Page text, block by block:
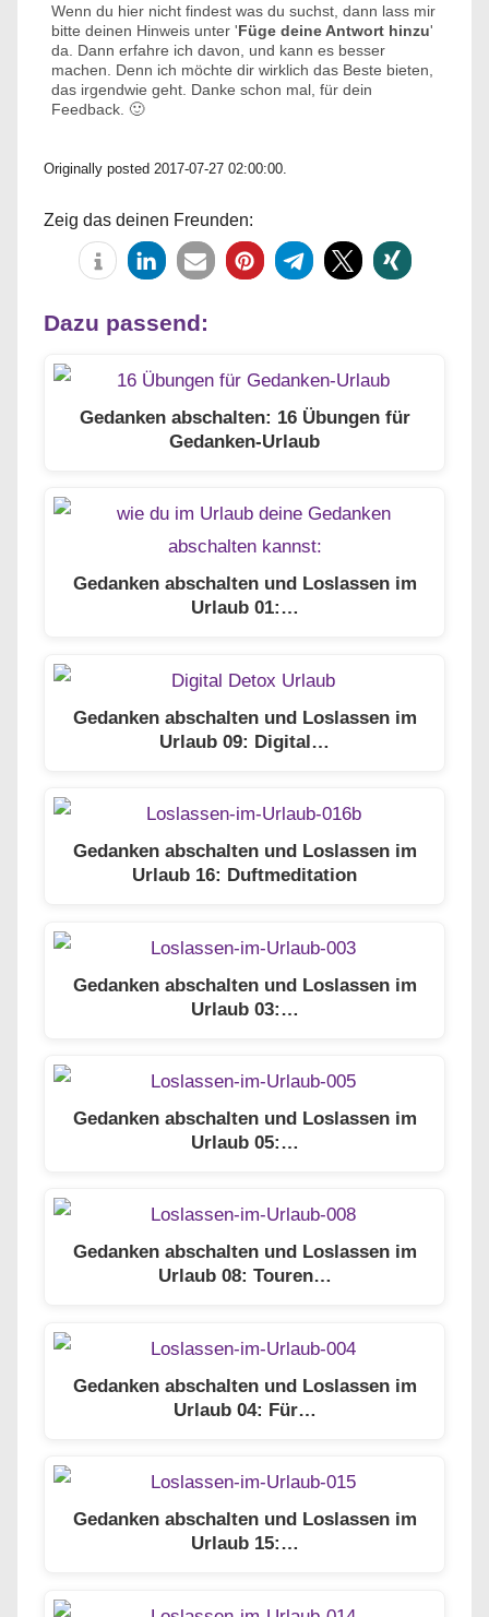
Wenn du hier nicht findest was du suchst, dann lass mir
bitte deinen Hinweis unter 'Füge deine Antwort hinzu'
da. Dann erfahre ich davon, und kann es besser
machen. Denn ich möchte dir wirklich das Beste bieten,
das irgendwie geht. Danke schon mal, für dein
Feedback. 🙂
Originally posted 2017-07-27 02:00:00.
Zeig das deinen Freunden:
Dazu passend:
Gedanken abschalten: 16 Übungen für
Gedanken-Urlaub
Gedanken abschalten und Loslassen im
Urlaub 01:…
Gedanken abschalten und Loslassen im
Urlaub 09: Digital…
Gedanken abschalten und Loslassen im
Urlaub 16: Duftmeditation
Gedanken abschalten und Loslassen im
Urlaub 03:…
Gedanken abschalten und Loslassen im
Urlaub 05:…
Gedanken abschalten und Loslassen im
Urlaub 08: Touren…
Gedanken abschalten und Loslassen im
Urlaub 04: Für…
Gedanken abschalten und Loslassen im
Urlaub 15:…